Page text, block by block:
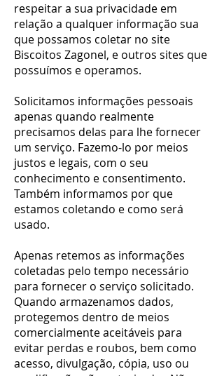
respeitar a sua privacidade em
relação a qualquer informação sua
que possamos coletar no site
Biscoitos Zagonel, e outros sites que
possuímos e operamos.
Solicitamos informações pessoais
apenas quando realmente
precisamos delas para lhe fornecer
um serviço. Fazemo-lo por meios
justos e legais, com o seu
conhecimento e consentimento.
Também informamos por que
estamos coletando e como será
usado.
Apenas retemos as informações
coletadas pelo tempo necessário
para fornecer o serviço solicitado.
Quando armazenamos dados,
protegemos dentro de meios
comercialmente aceitáveis ​​para
evitar perdas e roubos, bem como
acesso, divulgação, cópia, uso ou